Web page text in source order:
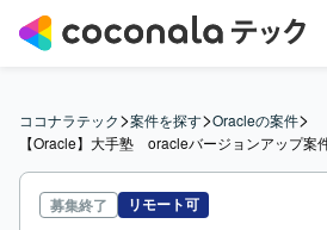
ココナラテック>案件を探す>Oracleの案件>
【Oracle】大手塾　oracleバージョンアップ案
募集終了 リモート可